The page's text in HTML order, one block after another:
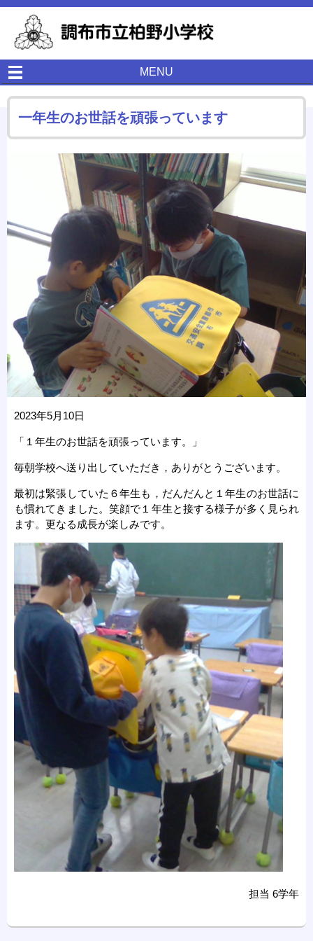
MENU
一年生のお世話を頑張っています
2023年5月10日
「１年生のお世話を頑張っています。」
毎朝学校へ送り出していただき，ありがとうございます。
最初は緊張していた６年生も，だんだんと１年生のお世話に
も慣れてきました。笑顔で１年生と接する様子が多く見られ
ます。更なる成長が楽しみです。
担当 6学年